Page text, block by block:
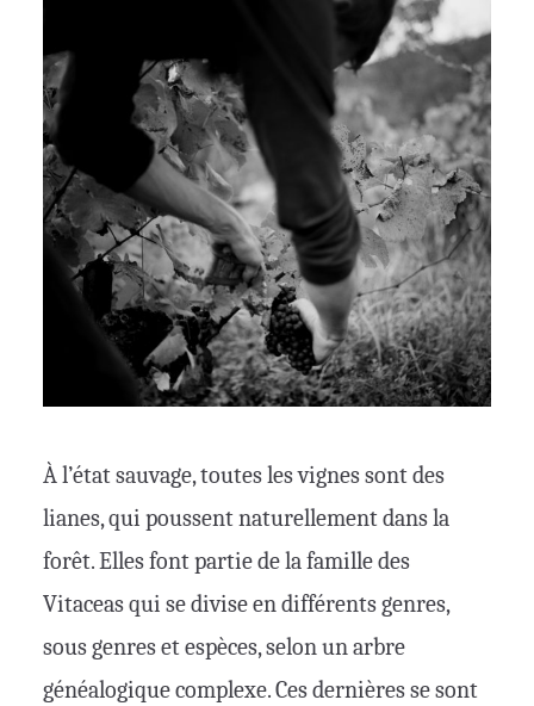
À l’état sauvage, toutes les vignes sont des
lianes, qui poussent naturellement dans la
forêt. Elles font partie de la famille des
Vitaceas qui se divise en différents genres,
sous genres et espèces, selon un arbre
généalogique complexe. Ces dernières se sont